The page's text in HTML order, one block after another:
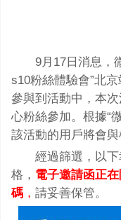
9月17日消息，
s10粉絲體驗會”北
參與到活動中，本
心粉絲參加。根據“
該活動的用戶將會與
經過篩選，以
格， 電子邀請函正
碼 ， 請妥善保管。